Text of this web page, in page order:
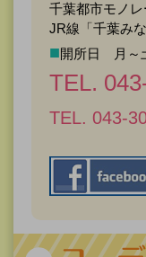
千葉都市モノ
JR線「千葉み
■開所日 月～
TEL.
TEL. 043-